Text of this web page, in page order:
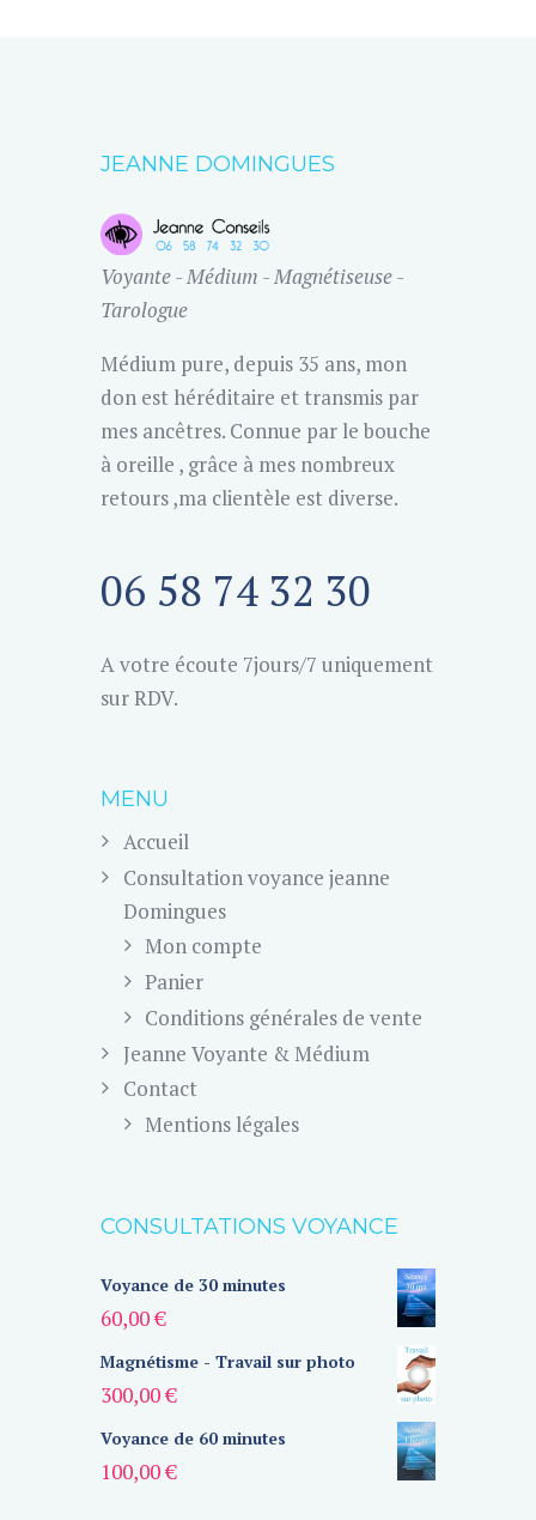
JEANNE DOMINGUES
Voyante - Médium - Magnétiseuse -
Tarologue
Médium pure, depuis 35 ans, mon
don est héréditaire et transmis par
mes ancêtres. Connue par le bouche
à oreille , grâce à mes nombreux
retours ,ma clientèle est diverse.
06 58 74 32 30
A votre écoute 7jours/7 uniquement
sur RDV.
MENU
Accueil
Consultation voyance jeanne
Domingues
Mon compte
Panier
Conditions générales de vente
Jeanne Voyante & Médium
Contact
Mentions légales
CONSULTATIONS VOYANCE
Voyance de 30 minutes
60,00€
Magnétisme - Travail sur photo
300,00€
Voyance de 60 minutes
100,00€